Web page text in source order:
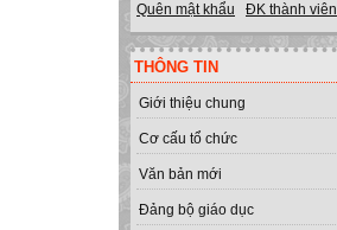
Quên mật khẩu ĐK thành viên
THÔNG TIN
Giới thiệu chung
Cơ cấu tổ chức
Văn bản mới
Đảng bộ giáo dục